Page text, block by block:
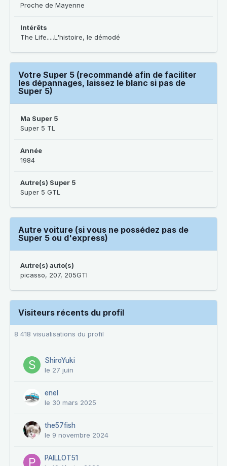
Proche de Mayenne
Intérêts
The Life.....L'histoire, le démodé
Votre Super 5 (recommandé afin de faciliter
les dépannages, laissez le blanc si pas de
Super 5)
Ma Super 5
Super 5 TL
Année
1984
Autre(s) Super 5
Super 5 GTL
Autre voiture (si vous ne possédez pas de
Super 5 ou d'express)
Autre(s) auto(s)
picasso, 207, 205GTI
Visiteurs récents du profil
8 418 visualisations du profil
ShiroYuki
le 27 juin
enel
le 30 mars 2025
the57fish
le 9 novembre 2024
PAILLOT51